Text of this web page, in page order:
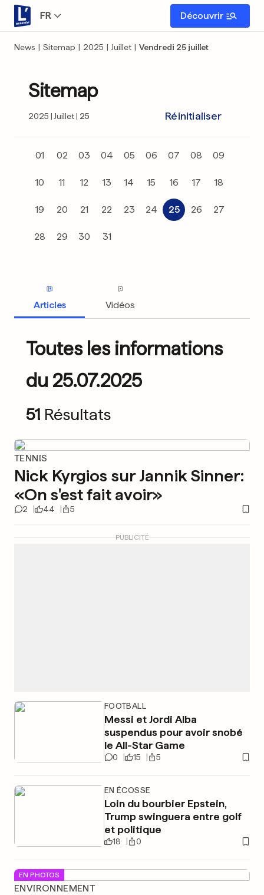
FR Découvrir
News | Sitemap | 2025 | Juillet | Vendredi 25 juillet
Sitemap
2025 Juillet 25 Réinitialiser
01 02 03 04 05 06 07 08 09
10 11 12 13 14 15 16 17 18
19 20 21 22 23 24 25 26 27
28 29 30 31
Articles Vidéos
Toutes les informations
du 25.07.2025
51 Résultats
TENNIS
Nick Kyrgios sur Jannik Sinner:
«On s'est fait avoir»
2 44 5
FOOTBALL
Messi et Jordi Alba
suspendus pour avoir snobé
le All-Star Game
0 15 5
EN ÉCOSSE
Loin du bourbier Epstein,
Trump swinguera entre golf
et politique
18 0
PUBLICITÉ
EN PHOTOS
ENVIRONNEMENT